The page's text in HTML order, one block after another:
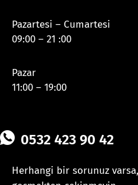
Pazartesi – Cumartesi
09:00 – 21 :00
Pazar
11:00 – 19:00
0532 423 90 42
Herhangi bir sorunuz